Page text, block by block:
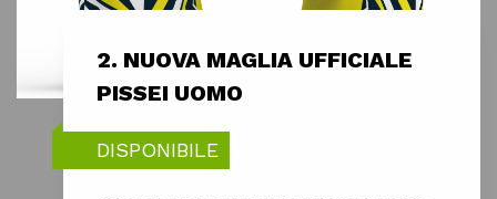
2. NUOVA MAGLIA UFFICIALE
PISSEI UOMO
DISPONIBILE